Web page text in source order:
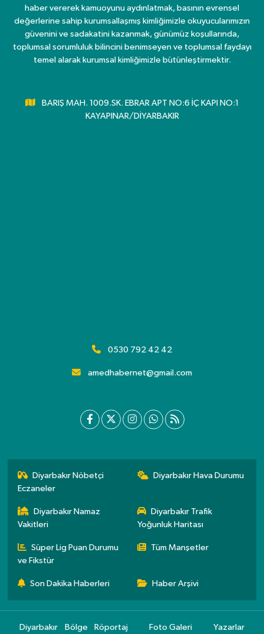
haber vererek kamuoyunu aydınlatmak, basının evrensel
değerlerine sahip kurumsallaşmış kimliğimizle okuyucularımızın
güvenini ve sadakatini kazanmak, günümüz koşullarında,
toplumsal sorumluluk bilincini benimseyen ve toplumsal faydayı
temel alarak kurumsal kimliğimizle bütünleştirmektir.
BARIŞ MAH. 1009.SK. EBRAR APT NO:6 İÇ KAPI NO:1
KAYAPINAR/DİYARBAKIR
0530 792 42 42
amedhabernet@gmail.com
Diyarbakır Nöbetçi
Eczaneler
Diyarbakır Hava Durumu
Diyarbakır Namaz
Vakitleri
Diyarbakır Trafik
Yoğunluk Haritası
Süper Lig Puan Durumu
ve Fikstür
Tüm Manşetler
Son Dakika Haberleri Haber Arşivi
Diyarbakır Bölge Röportaj Foto Galeri Yazarlar